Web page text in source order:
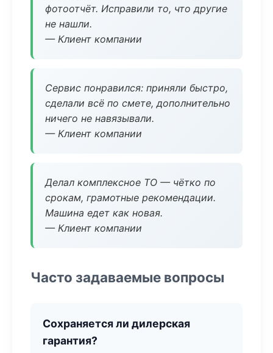
фотоотчёт. Исправили то, что другие
не нашли.
— Клиент компании
Сервис понравился: приняли быстро,
сделали всё по смете, дополнительно
ничего не навязывали.
— Клиент компании
Делал комплексное ТО — чётко по
срокам, грамотные рекомендации.
Машина едет как новая.
— Клиент компании
Часто задаваемые вопросы
Сохраняется ли дилерская
гарантия?